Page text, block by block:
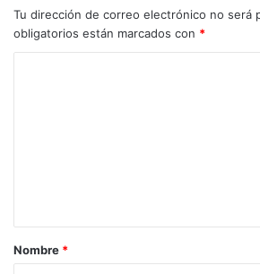
Tu dirección de correo electrónico no será
obligatorios están marcados con *
a
r
Nombre *